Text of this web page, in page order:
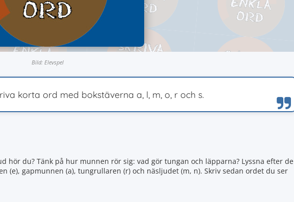
Bild: Elevspel
korta ord med bokstäverna a, l, m, o, r och s.
hör du? Tänk på hur munnen rör sig: vad gör tungan och läpparna? Lyssna efter de
(e), gapmunnen (a), tungrullaren (r) och näsljudet (m, n). Skriv sedan ordet du ser